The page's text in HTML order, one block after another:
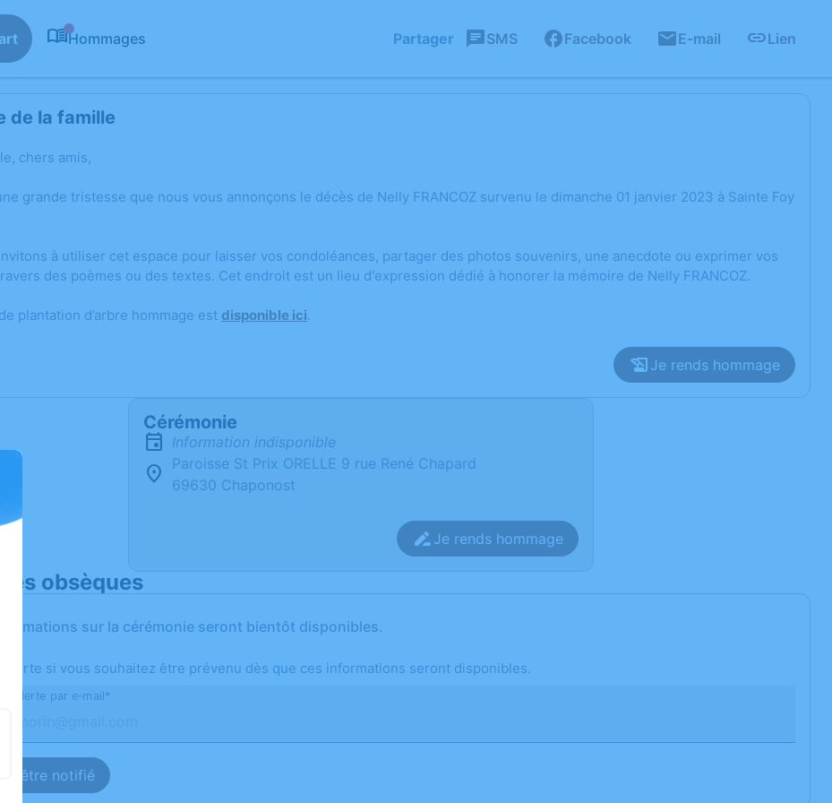
Hommages Partager SMS Facebook E-mail Lien
de la famille
chers amis,
grande tristesse que nous vous annonçons le décès de Nelly FRANCOZ survenu le dimanche 01 janvier 2023 à Sainte Foy
à utiliser cet espace pour laisser vos condoléances, partager des photos souvenirs, une anecdote ou exprimer vos
des poèmes ou des textes. Cet endroit est un lieu d'expression dédié à honorer la mémoire de Nelly FRANCOZ.
plantation d’arbre hommage est disponible ici.
Je rends hommage
Cérémonie
Information indisponible
Paroisse St Prix ORELLE 9 rue René Chapard
69630 Chaponost
Je rends hommage
obsèques
sur la cérémonie seront bientôt disponibles.
alerte si vous souhaitez être prévenu dès que ces informations seront disponibles.
alerte par e-mail*
être notifié